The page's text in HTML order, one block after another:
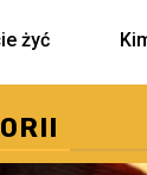
żyć